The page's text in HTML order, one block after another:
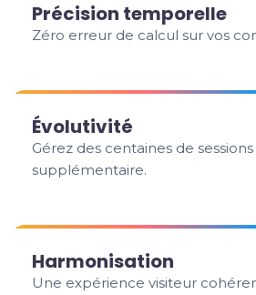
Précision temporelle
Zéro erreur de calcul sur vos
Évolutivité
Gérez des centaines de
supplémentaire.
Harmonisation
Une expérience visiteur